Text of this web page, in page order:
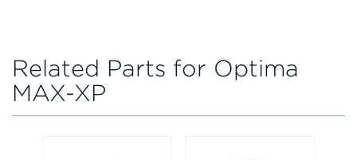
Related Parts for Optima
MAX-XP